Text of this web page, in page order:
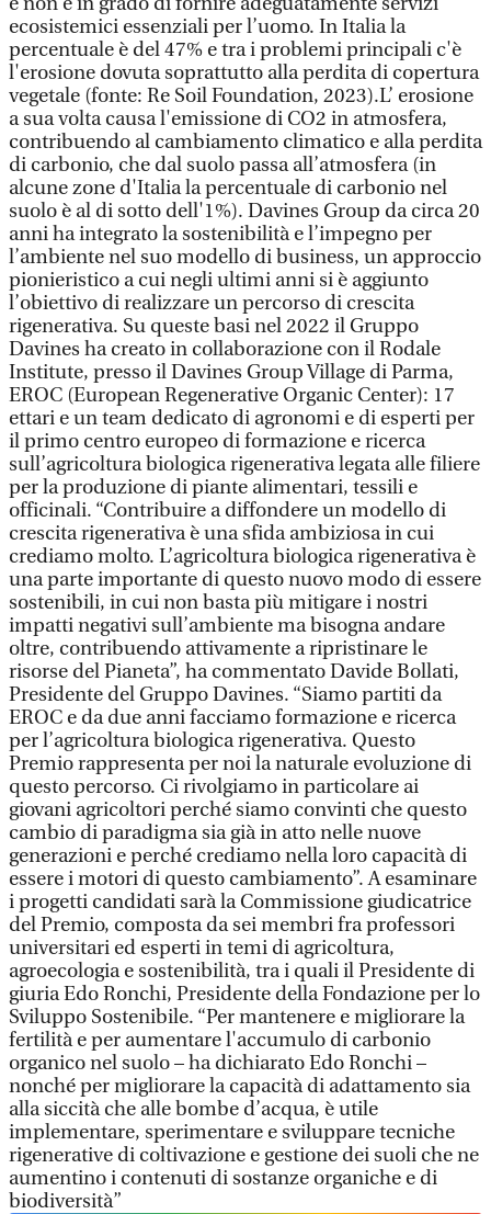
ecosistemici essenziali per l’uomo. In Italia la
percentuale è del 47% e tra i problemi principali c'è
l'erosione dovuta soprattutto alla perdita di copertura
vegetale (fonte: Re Soil Foundation, 2023).L’ erosione
a sua volta causa l'emissione di CO2 in atmosfera,
contribuendo al cambiamento climatico e alla perdita
di carbonio, che dal suolo passa all’atmosfera (in
alcune zone d'Italia la percentuale di carbonio nel
suolo è al di sotto dell'1%). Davines Group da circa 20
anni ha integrato la sostenibilità e l’impegno per
l’ambiente nel suo modello di business, un approccio
pionieristico a cui negli ultimi anni si è aggiunto
l’obiettivo di realizzare un percorso di crescita
rigenerativa. Su queste basi nel 2022 il Gruppo
Davines ha creato in collaborazione con il Rodale
Institute, presso il Davines Group Village di Parma,
EROC (European Regenerative Organic Center): 17
ettari e un team dedicato di agronomi e di esperti per
il primo centro europeo di formazione e ricerca
sull’agricoltura biologica rigenerativa legata alle filiere
per la produzione di piante alimentari, tessili e
officinali. “Contribuire a diffondere un modello di
crescita rigenerativa è una sfida ambiziosa in cui
crediamo molto. L’agricoltura biologica rigenerativa è
una parte importante di questo nuovo modo di essere
sostenibili, in cui non basta più mitigare i nostri
impatti negativi sull’ambiente ma bisogna andare
oltre, contribuendo attivamente a ripristinare le
risorse del Pianeta”, ha commentato Davide Bollati,
Presidente del Gruppo Davines. “Siamo partiti da
EROC e da due anni facciamo formazione e ricerca
per l’agricoltura biologica rigenerativa. Questo
Premio rappresenta per noi la naturale evoluzione di
questo percorso. Ci rivolgiamo in particolare ai
giovani agricoltori perché siamo convinti che questo
cambio di paradigma sia già in atto nelle nuove
generazioni e perché crediamo nella loro capacità di
essere i motori di questo cambiamento”. A esaminare
i progetti candidati sarà la Commissione giudicatrice
del Premio, composta da sei membri fra professori
universitari ed esperti in temi di agricoltura,
agroecologia e sostenibilità, tra i quali il Presidente di
giuria Edo Ronchi, Presidente della Fondazione per lo
Sviluppo Sostenibile. “Per mantenere e migliorare la
fertilità e per aumentare l'accumulo di carbonio
organico nel suolo – ha dichiarato Edo Ronchi –
nonché per migliorare la capacità di adattamento sia
alla siccità che alle bombe d’acqua, è utile
implementare, sperimentare e sviluppare tecniche
rigenerative di coltivazione e gestione dei suoli che ne
aumentino i contenuti di sostanze organiche e di
biodiversità”